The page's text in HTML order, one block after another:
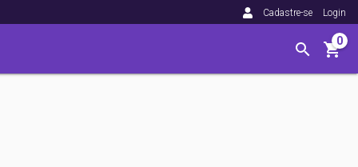
Cadastre-se Login
0